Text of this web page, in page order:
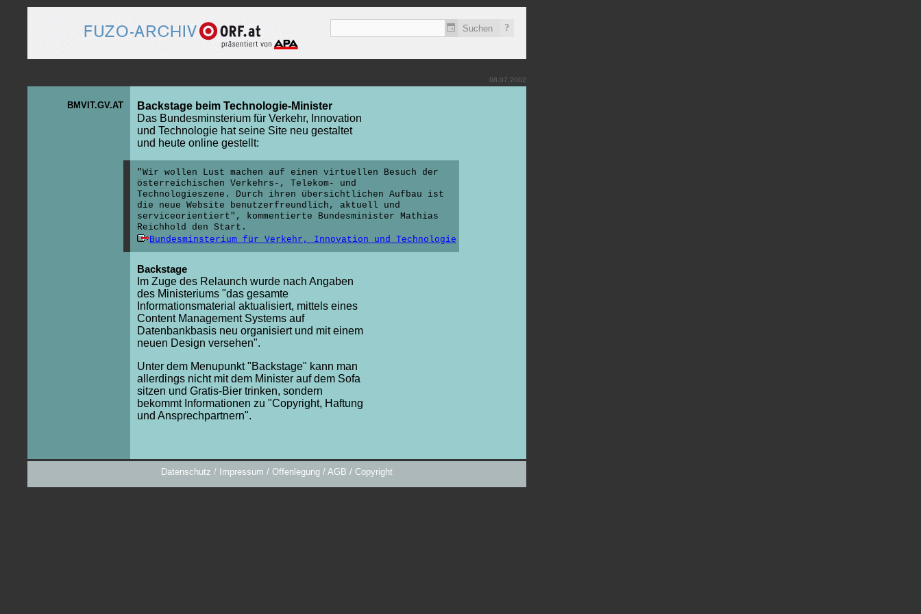
?
08.07.2002
BMVIT.GV.AT
Backstage beim Technologie-Minister
Das Bundesminsterium für Verkehr, Innovation
und Technologie hat seine Site neu gestaltet
und heute online gestellt:
"Wir wollen Lust machen auf einen virtuellen Besuch der
österreichischen Verkehrs-, Telekom- und
Technologieszene. Durch ihren übersichtlichen Aufbau ist
die neue Website benutzerfreundlich, aktuell und
serviceorientiert", kommentierte Bundesminister Mathias
Reichhold den Start.
Bundesminsterium für Verkehr, Innovation und Technologie
Backstage
Im Zuge des Relaunch wurde nach Angaben
des Ministeriums "das gesamte
Informationsmaterial aktualisiert, mittels eines
Content Management Systems auf
Datenbankbasis neu organisiert und mit einem
neuen Design versehen".
Unter dem Menupunkt "Backstage" kann man
allerdings nicht mit dem Minister auf dem Sofa
sitzen und Gratis-Bier trinken, sondern
bekommt Informationen zu "Copyright, Haftung
und Ansprechpartnern".
Datenschutz / Impressum / Offenlegung / AGB / Copyright